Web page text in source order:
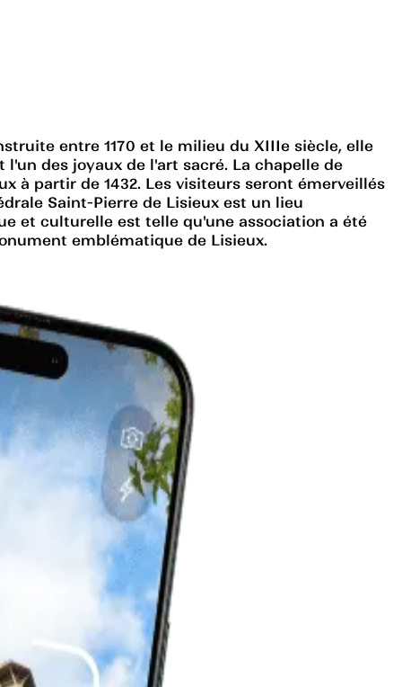
entre 1170 et le milieu du XIIIe siècle, elle
des joyaux de l'art sacré. La chapelle de
à partir de 1432. Les visiteurs seront émerveillés
Saint-Pierre de Lisieux est un lieu
et culturelle est telle qu'une association a été
emblématique de Lisieux.